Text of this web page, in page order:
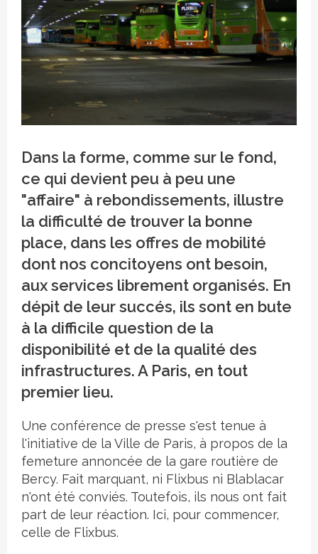
Crédit photo
Dans la forme, comme sur le fond,
ce qui devient peu à peu une
"affaire" à rebondissements, illustre
la difficulté de trouver la bonne
place, dans les offres de mobilité
dont nos concitoyens ont besoin,
aux services librement organisés. En
dépit de leur succés, ils sont en bute
à la difficile question de la
disponibilité et de la qualité des
infrastructures. A Paris, en tout
premier lieu.
Une conférence de presse s'est tenue à
l'initiative de la Ville de Paris, à propos de la
femeture annoncée de la gare routière de
Bercy. Fait marquant, ni Flixbus ni Blablacar
n'ont été conviés. Toutefois, ils nous ont fait
part de leur réaction. Ici, pour commencer,
celle de Flixbus.